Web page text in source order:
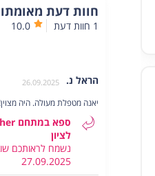
חוות דעת
1 חוות דעת 10.0
הראל נ. 26.09.2025
יאנה מטפלת מעולה. היה מצוין!
קרא/י עודלציון
נשמח לראותכם
27.09.2025